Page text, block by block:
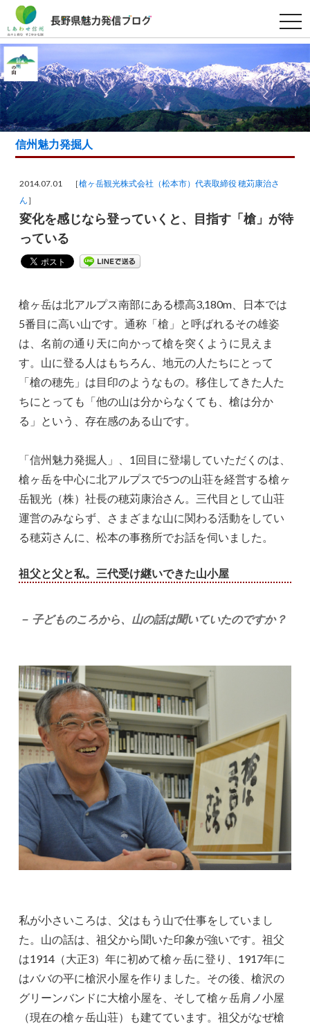
t
o
g
l
e
n
a
v
i
a
i
信州魅力発掘人
2014.07.01 ［槍ヶ岳観光株式会社（松本市）代表取締役 穂苅康治さ
ん ］
変化を感じなら登っていくと、目指す「槍」が待
っている
槍ヶ岳は北アルプス南部にある標高3,180m、日本では
5番目に高い山です。通称「槍」と呼ばれるその雄姿
は、名前の通り天に向かって槍を突くように見えま
す。山に登る人はもちろん、地元の人たちにとって
「槍の穂先」は目印のようなもの。移住してきた人た
ちにとっても「他の山は分からなくても、槍は分か
る」という、存在感のある山です。
「信州魅力発掘人」、1回目に登場していただくのは、
槍ヶ岳を中心に北アルプスで5つの山荘を経営する槍ヶ
岳観光（株）社長の穂苅康治さん。三代目として山荘
運営のみならず、さまざまな山に関わる活動をしてい
る穂苅さんに、松本の事務所でお話を伺いました。
祖父と父と私。三代受け継いできた山小屋
－ 子どものころから、山の話は聞いていたのですか？
私が小さいころは、父はもう山で仕事をしていまし
た。山の話は、祖父から聞いた印象が強いです。祖父
は1914（大正3）年に初めて槍ヶ岳に登り、1917年に
はババの平に槍沢小屋を作りました。その後、槍沢の
グリーンバンドに大槍小屋を、そして槍ヶ岳肩ノ小屋
（現在の槍ヶ岳山荘）も建てています。祖父がなぜ槍